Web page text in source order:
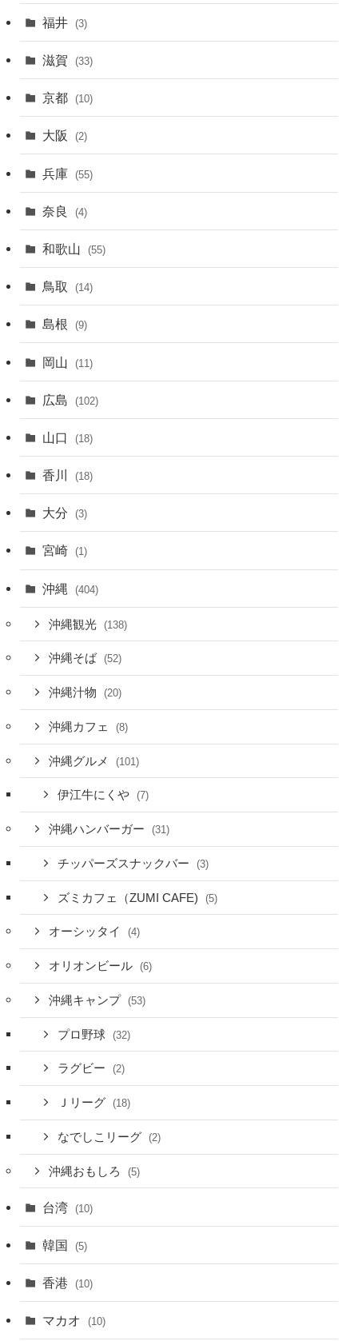
福井 (3)
滋賀 (33)
京都 (10)
大阪 (2)
兵庫 (55)
奈良 (4)
和歌山 (55)
鳥取 (14)
島根 (9)
岡山 (11)
広島 (102)
山口 (18)
香川 (18)
大分 (3)
宮崎 (1)
沖縄 (404)
沖縄観光 (138)
沖縄そば (52)
沖縄汁物 (20)
沖縄カフェ (8)
沖縄グルメ (101)
伊江牛にくや (7)
沖縄ハンバーガー (31)
チッパーズスナックバー (3)
ズミカフェ（ZUMI CAFE) (5)
オーシッタイ (4)
オリオンビール (6)
沖縄キャンプ (53)
プロ野球 (32)
ラグビー (2)
Ｊリーグ (18)
なでしこリーグ (2)
沖縄おもしろ (5)
台湾 (10)
韓国 (5)
香港 (10)
マカオ (10)